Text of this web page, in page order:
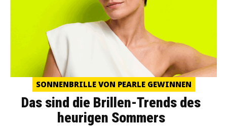
SONNENBRILLE VON PEARLE GEWINNEN
Das sind die Brillen-Trends des
heurigen Sommers